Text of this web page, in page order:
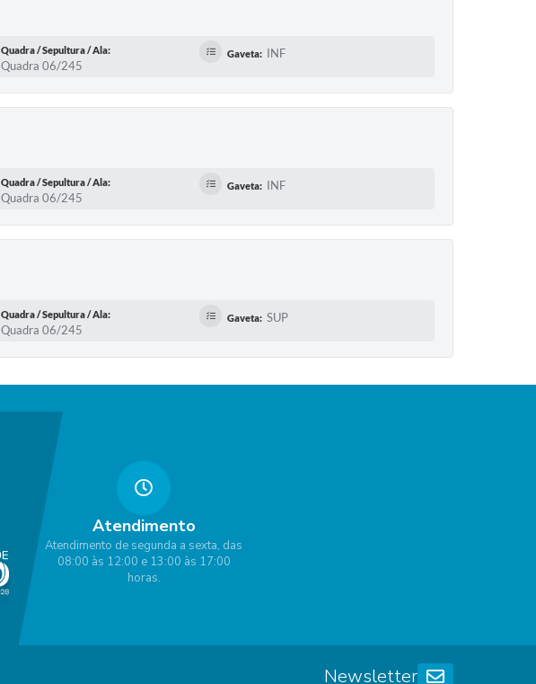
Quadra / Sepultura / Ala:
Quadra 06/245
Gaveta: INF
Quadra / Sepultura / Ala:
Quadra 06/245
Gaveta: INF
Quadra / Sepultura / Ala:
Quadra 06/245
Gaveta: SUP
Atendimento
Atendimento de segunda a sexta, das
08:00 às 12:00 e 13:00 às 17:00
horas.
Newsletter